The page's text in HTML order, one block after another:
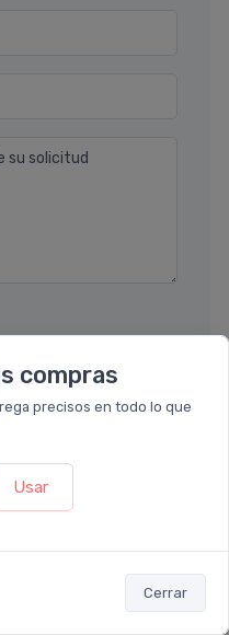
compras
precisos en todo lo que
Usar
Cerrar
su solicitud